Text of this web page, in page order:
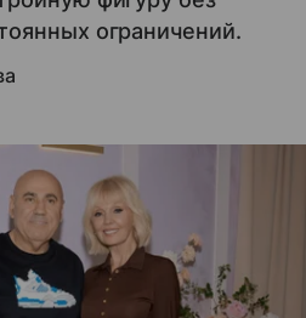
ограничений.